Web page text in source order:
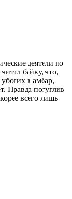
деятели по
байку, что,
в амбар,
Правда погуглив
всего лишь